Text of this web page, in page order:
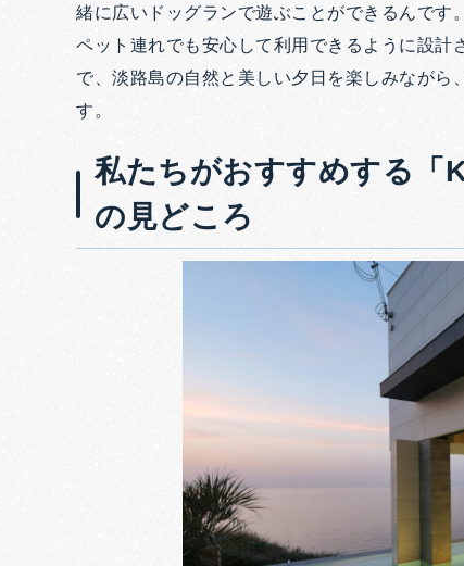
緒に広いドッグランで遊ぶことができるんです
ペット連れでも安心して利用できるように設計
で、淡路島の自然と美しい夕日を楽しみなが
す。
私たちがおすすめする「
の見どころ